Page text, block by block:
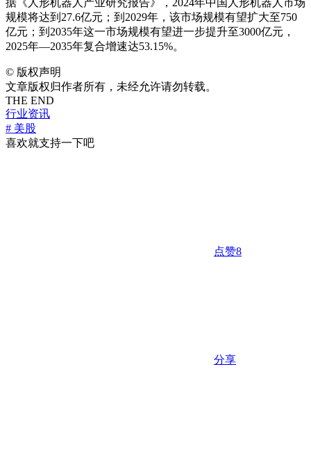
规模将达到27.6亿元；到2029年，该市场规模有望扩大至750
亿元；到2035年这一市场规模有望进一步提升至3000亿元，
2025年—2035年复合增速达53.15%。
© 版权声明
文章版权归作者所有，未经允许请勿转载。
THE END
行业资讯
# 美股
喜欢就支持一下吧
点赞8
分享